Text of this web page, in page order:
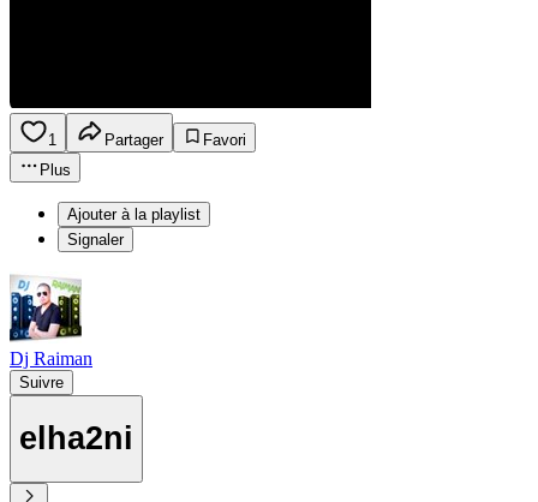
1 Partager
Favori
Plus
Ajouter à la playlist
Signaler
Dj Raiman
Suivre
elha2ni